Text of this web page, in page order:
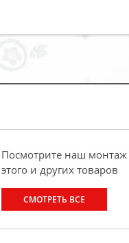
Посмотрите наш монтаж
этого и других товаров
СМОТРЕТЬ ВСЕ